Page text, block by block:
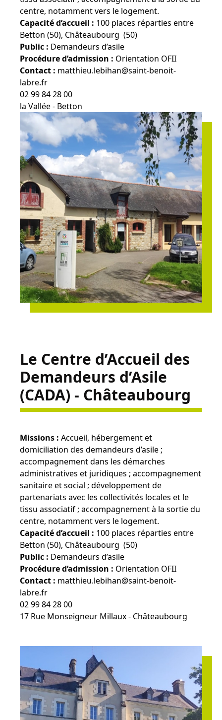
centre, notamment vers le logement.
Capacité d’accueil : 100 places réparties entre
Betton (50), Châteaubourg (50)
Public : Demandeurs d’asile
Procédure d’admission : Orientation OFII
Contact : matthieu.lebihan@saint-benoit-
labre.fr
02 99 84 28 00
la Vallée - Betton
Le Centre d’Accueil des
Demandeurs d’Asile
(CADA) - Châteaubourg
Missions : Accueil, hébergement et
domiciliation des demandeurs d’asile ;
accompagnement dans les démarches
administratives et juridiques ; accompagnement
sanitaire et social ; développement de
partenariats avec les collectivités locales et le
tissu associatif ; accompagnement à la sortie du
centre, notamment vers le logement.
Capacité d’accueil : 100 places réparties entre
Betton (50), Châteaubourg (50)
Public : Demandeurs d’asile
Procédure d’admission : Orientation OFII
Contact : matthieu.lebihan@saint-benoit-
labre.fr
02 99 84 28 00
17 Rue Monseigneur Millaux - Châteaubourg